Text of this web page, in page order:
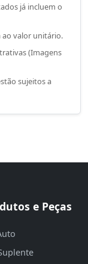
já incluem o
ao valor unitário.
(Imagens
sujeitos a
e Peças